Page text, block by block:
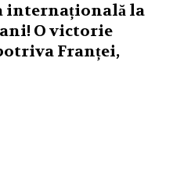
internațională la
O victorie
Franței,